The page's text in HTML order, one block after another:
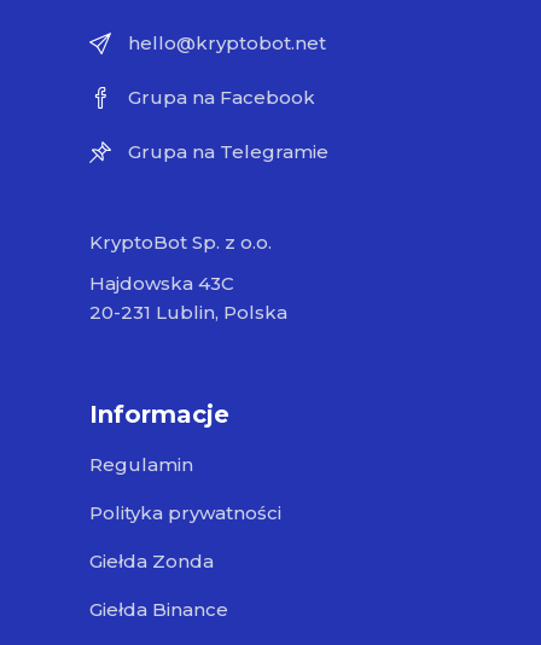
hello@kryptobot.net
Grupa na Facebook
Grupa na Telegramie
KryptoBot Sp. z o.o.
Hajdowska 43C
20-231 Lublin, Polska
Informacje
Regulamin
Polityka prywatności
Giełda Zonda
Giełda Binance